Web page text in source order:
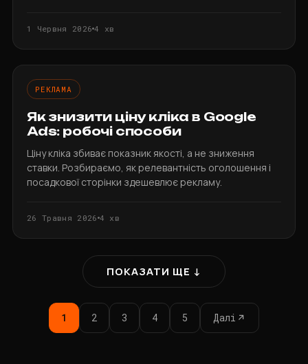
1 Червня 2026 4 хв
РЕКЛАМА
Як знизити ціну кліка в Google
Ads: робочі способи
Ціну кліка збиває показник якості, а не зниження
ставки. Розбираємо, як релевантність оголошення і
посадкової сторінки здешевлює рекламу.
26 Травня 2026 4 хв
ПОКАЗАТИ ЩЕ ↓
1 2 3 4 5 Далі